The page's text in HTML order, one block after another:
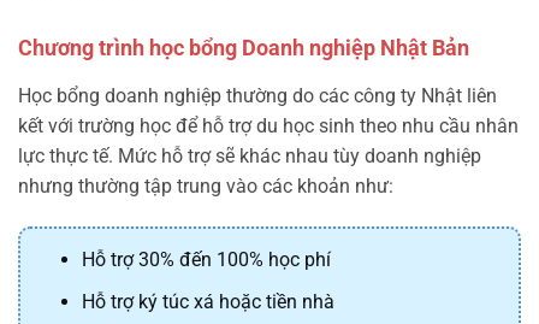
Chương trình học bổng Doanh nghiệp Nhật Bản
Học bổng doanh nghiệp thường do các công ty Nhật liên
kết với trường học để hỗ trợ du học sinh theo nhu cầu nhân
lực thực tế. Mức hỗ trợ sẽ khác nhau tùy doanh nghiệp
nhưng thường tập trung vào các khoản như:
Hỗ trợ 30% đến 100% học phí
Hỗ trợ ký túc xá hoặc tiền nhà